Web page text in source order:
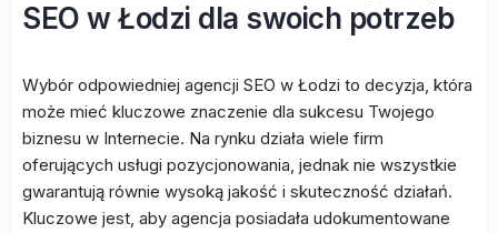
SEO w Łodzi dla swoich potrzeb
Wybór odpowiedniej agencji SEO w Łodzi to decyzja, która
może mieć kluczowe znaczenie dla sukcesu Twojego
biznesu w Internecie. Na rynku działa wiele firm
oferujących usługi pozycjonowania, jednak nie wszystkie
gwarantują równie wysoką jakość i skuteczność działań.
Kluczowe jest, aby agencja posiadała udokumentowane